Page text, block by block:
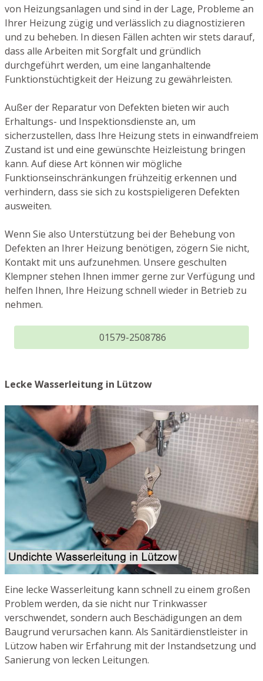
von Heizungsanlagen und sind in der Lage, Probleme an
Ihrer Heizung zügig und verlässlich zu diagnostizieren
und zu beheben. In diesen Fällen achten wir stets darauf,
dass alle Arbeiten mit Sorgfalt und gründlich
durchgeführt werden, um eine langanhaltende
Funktionstüchtigkeit der Heizung zu gewährleisten.
Außer der Reparatur von Defekten bieten wir auch
Erhaltungs- und Inspektionsdienste an, um
sicherzustellen, dass Ihre Heizung stets in einwandfreiem
Zustand ist und eine gewünschte Heizleistung bringen
kann. Auf diese Art können wir mögliche
Funktionseinschränkungen frühzeitig erkennen und
verhindern, dass sie sich zu kostspieligeren Defekten
ausweiten.
Wenn Sie also Unterstützung bei der Behebung von
Defekten an Ihrer Heizung benötigen, zögern Sie nicht,
Kontakt mit uns aufzunehmen. Unsere geschulten
Klempner stehen Ihnen immer gerne zur Verfügung und
helfen Ihnen, Ihre Heizung schnell wieder in Betrieb zu
nehmen.
01579-2508786
Lecke Wasserleitung in Lützow
Eine lecke Wasserleitung kann schnell zu einem großen
Problem werden, da sie nicht nur Trinkwasser
verschwendet, sondern auch Beschädigungen an dem
Baugrund verursachen kann. Als Sanitärdienstleister in
Lützow haben wir Erfahrung mit der Instandsetzung und
Sanierung von lecken Leitungen.